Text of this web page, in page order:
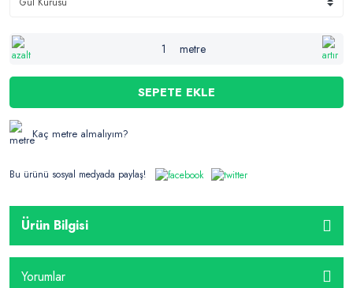
metre
SEPETE EKLE
Kaç metre almalıyım?
Bu ürünü sosyal medyada paylaş!
Ürün Bilgisi
Yorumlar